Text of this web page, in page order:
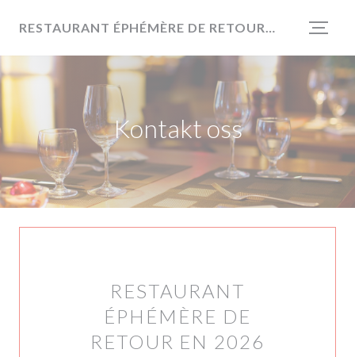
RESTAURANT ÉPHÉMÈRE DE RETOUR EN 2026
Kontakt oss
RESTAURANT
ÉPHÉMÈRE DE
RETOUR EN 2026